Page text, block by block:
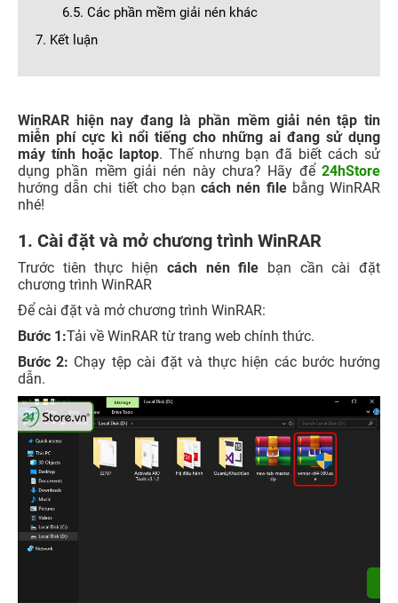
6.5. Các phần mềm giải nén khác
7. Kết luận
WinRAR hiện nay đang là phần mềm giải nén tập tin
miễn phí cực kì nổi tiếng cho những ai đang sử dụng
máy tính hoặc laptop. Thế nhưng bạn đã biết cách sử
dụng phần mềm giải nén này chưa? Hãy để 24hStore
hướng dẫn chi tiết cho bạncách nén filebằng WinRAR
nhé!
1. Cài đặt và mở chương trình WinRAR
Trước tiên thực hiện cách nén file bạn cần cài đặt
chương trình WinRAR
Để cài đặt và mở chương trình WinRAR:
Bước 1:Tải về WinRAR từ trang web chính thức.
Bước 2: Chạy tệp cài đặt và thực hiện các bước hướng
dẫn.